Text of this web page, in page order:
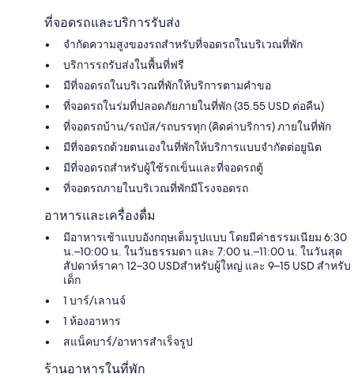
ที่จอดรถและบริการรับส่ง
จำกัดความสูงของรถสำหรับที่จอดรถในบริเวณที่พัก
บริการรถรับส่งในพื้นที่ฟรี
มีที่จอดรถในบริเวณที่พักให้บริการตามคำขอ
ที่จอดรถในร่มที่ปลอดภัยภายในที่พัก (35.55 USD ต่อคืน)
ที่จอดรถบ้าน/รถบัส/รถบรรทุก (คิดค่าบริการ) ภายในที่พัก
มีที่จอดรถด้วยตนเองในที่พักให้บริการแบบจำกัดต่อยูนิต
มีที่จอดรถสำหรับผู้ใช้รถเข็นและที่จอดรถตู้
ที่จอดรถภายในบริเวณที่พักมีโรงจอดรถ
อาหารและเครื่องดื่ม
มีอาหารเช้าแบบอังกฤษเต็มรูปแบบ โดยมีค่าธรรมเนียม 6:30
น.–10:00 น. ในวันธรรมดา และ 7:00 น.–11:00 น. ในวันสุด
สัปดาห์ราคา 12–30 USDสำหรับผู้ใหญ่ และ 9–15 USD สำหรับ
เด็ก
1 บาร์/เลานจ์
1 ห้องอาหาร
สแน็คบาร์/อาหารสำเร็จรูป
ร้านอาหารในที่พัก